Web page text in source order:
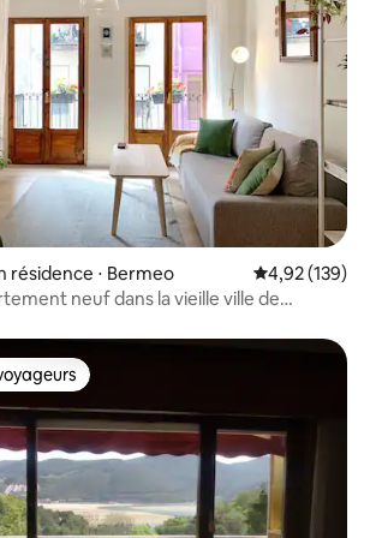
⋅ Bermeo Évaluation
4,92 (139)
neuf dans la vieille ville de